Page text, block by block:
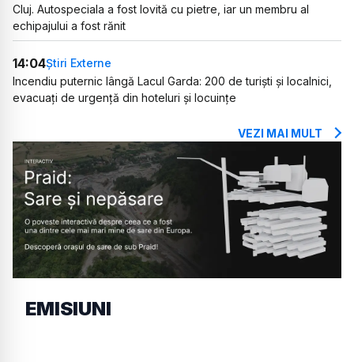
Cluj. Autospeciala a fost lovită cu pietre, iar un membru al
echipajului a fost rănit
14:04Știri Externe
Incendiu puternic lângă Lacul Garda: 200 de turiști și localnici,
evacuați de urgență din hoteluri și locuințe
VEZI MAI MULT
EMISIUNI